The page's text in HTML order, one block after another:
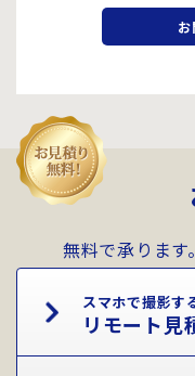
無料で承ります
スマホで撮影す
リモート見